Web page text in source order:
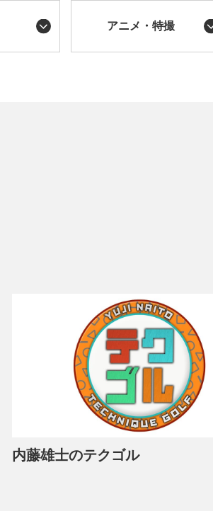
アニメ・特撮
内藤雄士のテクゴル